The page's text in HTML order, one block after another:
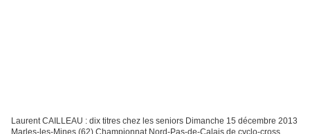
Laurent CAILLEAU : dix titres chez les seniors Dimanche 15 décembre 2013
Marles-les-Mines (62) Championnat Nord-Pas-de-Calais de cyclo-cross